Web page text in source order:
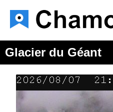
Glacier du Géant